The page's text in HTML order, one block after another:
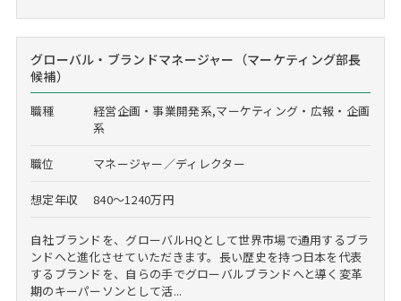
グローバル・ブランドマネージャー（マーケティング部長
候補）
職種
経営企画・事業開発系,マーケティング・広報・企画
系
職位 マネージャー／ディレクター
想定年収 840～1240万円
自社ブランドを、グローバルHQとして世界市場で通用するブラ
ンドへと進化させていただきます。長い歴史を持つ日本を代表
するブランドを、自らの手でグローバルブランドへと導く変革
期のキーパーソンとして活...